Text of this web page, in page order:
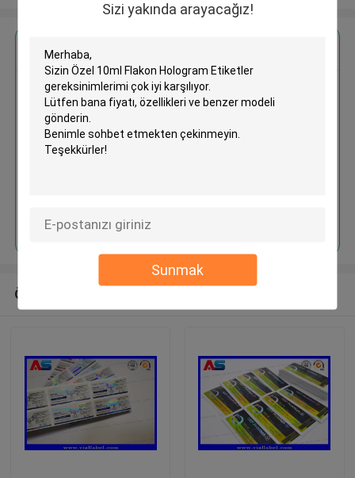
Sizi yakında arayacağız!
Sunmak
Özel 10ml Flakon Hologram
Etiketler
Önerilen Ürünler